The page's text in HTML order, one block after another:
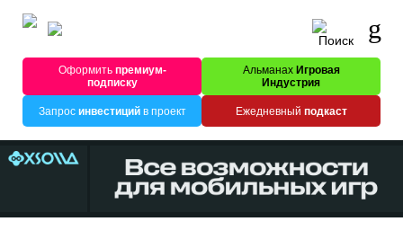
Оформитьпремиум-
подписку
Альманах Игровая
Индустрия
Запрос инвестицийв проект Ежедневный подкаст